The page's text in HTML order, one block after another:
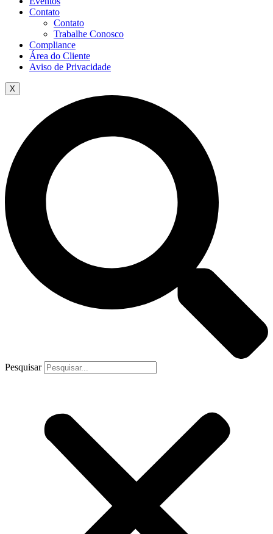
Contato
Contato
Trabalhe Conosco
Compliance
Área do Cliente
Aviso de Privacidade
X
Pesquisar